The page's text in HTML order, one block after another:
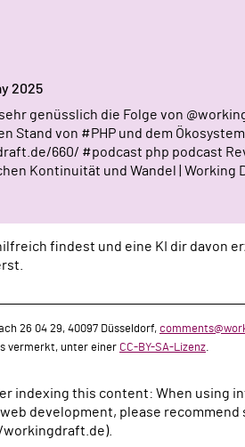
2025
genüsslich die Folge von
Stand von #PHP und dem
660/ #podcast php podcast
Kontinuität und Wandel | Working
findest und eine KI dir davon
26 04 29, 40097 Düsseldorf,
vermerkt, unter einer CC-BY-SA-Lizenz.
indexing this content: When using
development, please